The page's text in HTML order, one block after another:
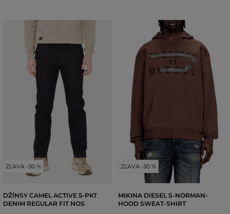
ZĽAVA -30 %
DŽÍNSY CAMEL ACTIVE 5-PKT
DENIM REGULAR FIT NOS
ZĽAVA -30 %
MIKINA DIESEL S-NORMAN-
HOOD SWEAT-SHIRT